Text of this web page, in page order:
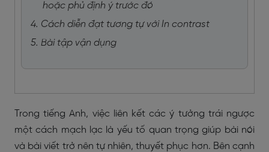
hoặc phủ định ý trước đó
4. Cách diễn đạt tương tự với In contrast
5. Bài tập vận dụng
Trong tiếng Anh, việc liên kết các ý tưởng trái ngược
một cách mạch lạc là yếu tố quan trọng giúp bài nói
và bài viết trở nên tự nhiên, thuyết phục hơn. Bên cạnh